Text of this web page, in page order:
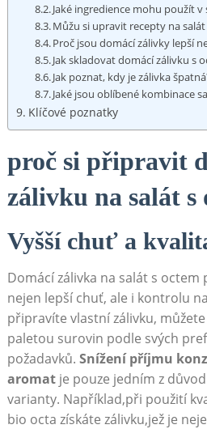
Jaké ingredience mohu‌ použít
Můžu​ si upravit recepty⁤ na
Proč jsou domácí zálivky lepší
Jak ‍skladovat domácí zálivku⁣ s
Jak poznat,⁣ kdy je zálivka
Jaké jsou oblíbené kombinace
Klíčové poznatky
proč si ‌připravit
zálivku na salát s
Vyšší chuť ‌a
Domácí zálivka na salát s
nejen lepší chuť, ale i kontrolu
připravíte ‌vlastní zálivku,
paletou ⁤surovin podle svých
požadavků. Snížení příjmu
aromatje pouze jedním ‌z‍
varianty. Například,při použití
bio octa získáte⁣ zálivku,jež je